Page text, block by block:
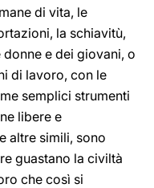
di vita, le
la schiavitù,
e dei giovani, o
di lavoro, con le
semplici strumenti
libere e
altre simili, sono
guastano la civiltà
che così si